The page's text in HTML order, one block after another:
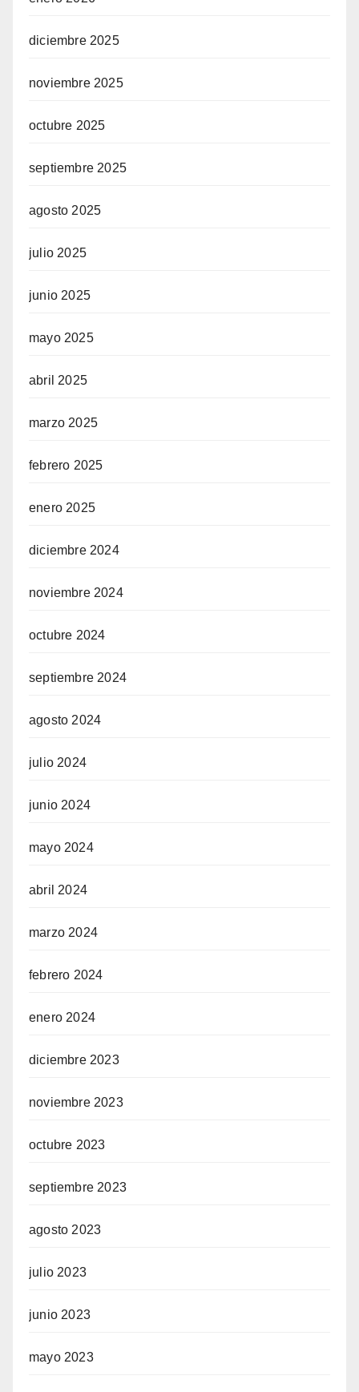
diciembre 2025
noviembre 2025
octubre 2025
septiembre 2025
agosto 2025
julio 2025
junio 2025
mayo 2025
abril 2025
marzo 2025
febrero 2025
enero 2025
diciembre 2024
noviembre 2024
octubre 2024
septiembre 2024
agosto 2024
julio 2024
junio 2024
mayo 2024
abril 2024
marzo 2024
febrero 2024
enero 2024
diciembre 2023
noviembre 2023
octubre 2023
septiembre 2023
agosto 2023
julio 2023
junio 2023
mayo 2023